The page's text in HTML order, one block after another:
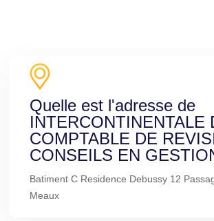
Quelle est l'adresse de
INTERCONTINENTALE
COMPTABLE DE
CONSEILS EN
Batiment C Residence Debussy 12
Meaux